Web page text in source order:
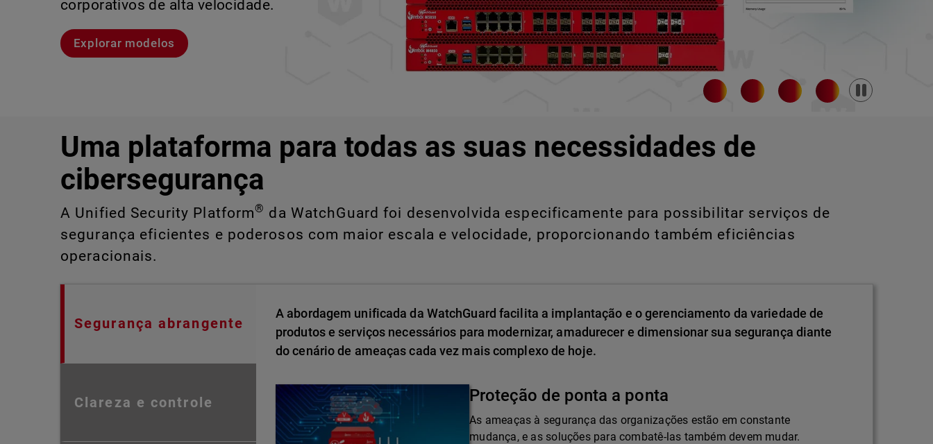
corporativos de alta velocidade.
Explorar modelos
Explore o CloudDR
Conheça Rai
Conheça o WatchGuard EDR
Pause
Uma plataforma para todas as suas necessidades de
cibersegurança
A Unified Security Platform® da WatchGuard foi desenvolvida especificamente para possibilitar serviços de
segurança eficientes e poderosos com maior escala e velocidade, proporcionando também eficiências
operacionais.
Segurança abrangente
Clareza e controle
A abordagem unificada da WatchGuard facilita a implantação e o gerenciamento da variedade de
produtos e serviços necessários para modernizar, amadurecer e dimensionar sua segurança diante
do cenário de ameaças cada vez mais complexo de hoje.
Proteção de ponta a ponta
As ameaças à segurança das organizações estão em constante
mudança, e as soluções para combatê-las também devem mudar.